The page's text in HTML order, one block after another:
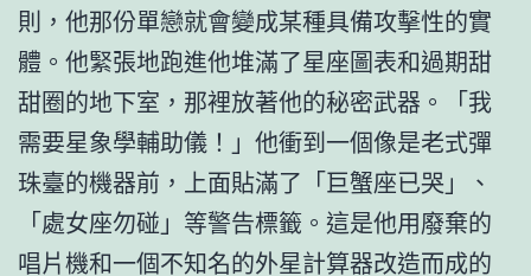
則，他那份單戀就會變成某種具備攻擊性的實
體。他緊張地跑進他堆滿了星座圖表和過期甜
甜圈的地下室，那裡放著他的秘密武器。「我
需要星象學輔助儀！」他衝到一個像是老式彈
珠臺的機器前，上面貼滿了「巨蟹座已哭」、
「處女座勿碰」等警告標籤。這是他用廢棄的
唱片機和一個不知名的外星計算器改造而成的